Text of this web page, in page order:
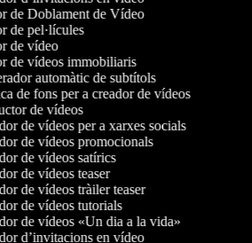
de Doblament de Vídeo
de pel·lícules
de vídeo
de vídeos immobiliaris
automàtic de subtítols
de fons per a creador de vídeos
de vídeos
de vídeos per a xarxes socials
de vídeos promocionals
de vídeos satírics
de vídeos teaser
de vídeos tràiler teaser
de vídeos tutorials
de vídeos «Un dia a la vida»
d’invitacions en vídeo